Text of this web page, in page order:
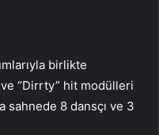
birlikte
“Dirrty” hit modülleri
sahnede 8 dansçı ve 3